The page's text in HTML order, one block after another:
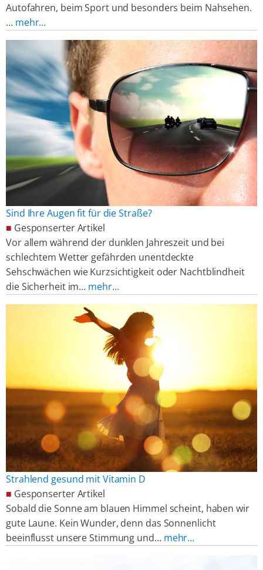
Autofahren, beim Sport und besonders beim Nahsehen.
… mehr…
Sind Ihre Augen fit für die Straße?
■ Gesponserter Artikel
Vor allem während der dunklen Jahreszeit und bei
schlechtem Wetter gefährden unentdeckte
Sehschwächen wie Kurzsichtigkeit oder Nachtblindheit
die Sicherheit im… mehr…
Strahlend gesund mit Vitamin D
■ Gesponserter Artikel
Sobald die Sonne am blauen Himmel scheint, haben wir
gute Laune. Kein Wunder, denn das Sonnenlicht
beeinflusst unsere Stimmung und… mehr…